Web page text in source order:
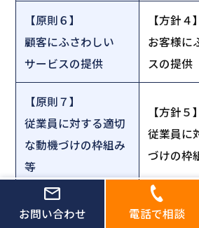
お問い合わせ 電話で相談
【原則６】
顧客にふさわしい
サービスの提供
【方針４】
お客様に
スの提供
【原則７】
従業員に対する適切
な動機づけの枠組み
等
【方針５】
従業員に
づけの枠
当社FD宣言と金融庁「顧客本